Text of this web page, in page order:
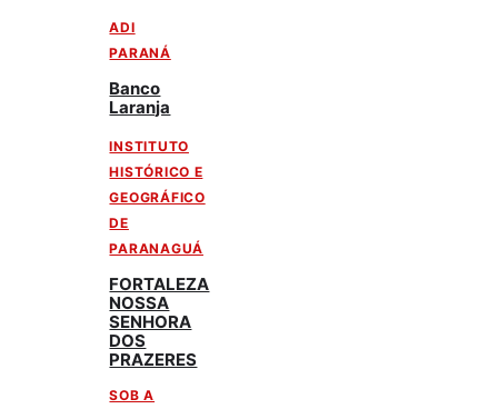
ADI
PARANÁ
Banco
Laranja
INSTITUTO
HISTÓRICO E
GEOGRÁFICO
DE
PARANAGUÁ
FORTALEZA
NOSSA
SENHORA
DOS
PRAZERES
SOB A